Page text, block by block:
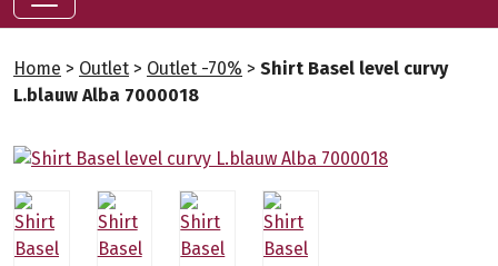
Home > Outlet > Outlet -70% > Shirt Basel level curvy
L.blauw Alba 7000018